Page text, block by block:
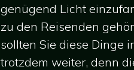
genügend Licht
zu den Reisenden
sollten Sie diese Dinge
trotzdem weiter, denn